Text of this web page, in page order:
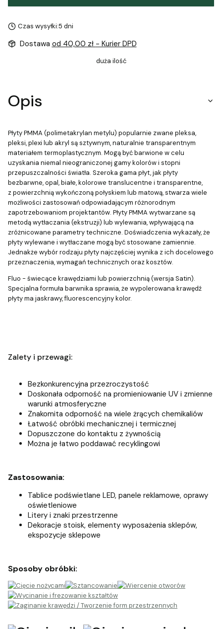
Czas wysyłki:5 dni
Dostawa od 40,00 zł - Kurier DPD
duża ilość
Opis
Płyty PMMA (polimetakrylan metylu) popularnie zwane pleksa,
pleksi, plexi lub akryl są sztywnym, naturalnie transparentnym
materiałem termoplastycznym. Mogą być barwione w celu
uzyskania niemal nieograniczonej gamy kolorów i stopni
przepuszczalności światła. Szeroka gama płyt, jak płyty
bezbarwne, opal, białe, kolorowe translucentne i transparentne,
z powierzchnią wykończoną połyskiem lub matową, stwarza wiele
możliwości zastosowań odpowiadającym różnorodnym
zapotrzebowaniom projektantów. Płyty PMMA wytwarzane są
metodą wytłaczania (ekstruzji) lub wylewania, wpływającą na
zróżnicowane parametry techniczne. Doświadczenia wykazały, że
płyty wylewane i wytłaczane mogą być stosowane zamiennie.
Jednakże wybór rodzaju płyty najczęściej wynika z ich docelowego
przeznaczenia, wymagań technicznych oraz kosztów.
Fluo - świecące krawędziami lub powierzchnią (wersja Satin).
Specjalna formuła barwnika sprawia, że wypolerowana krawędź
płyty ma jaskrawy, fluorescencyjny kolor.
Zalety i przewagi:
Bezkonkurencyjna przezroczystość
Doskonała odporność na promieniowanie UV i zmienne
warunki atmosferyczne
Znakomita odporność na wiele żrących chemikaliów
Łatwość obróbki mechanicznej i termicznej
Dopuszczone do kontaktu z żywnością
Można je łatwo poddawać recyklingowi
Zastosowania:
Tablice podświetlane LED, panele reklamowe, oprawy
oświetleniowe
Litery i znaki przestrzenne
Dekoracje stoisk, elementy wyposażenia sklepów,
ekspozycje sklepowe
Sposoby obróbki: